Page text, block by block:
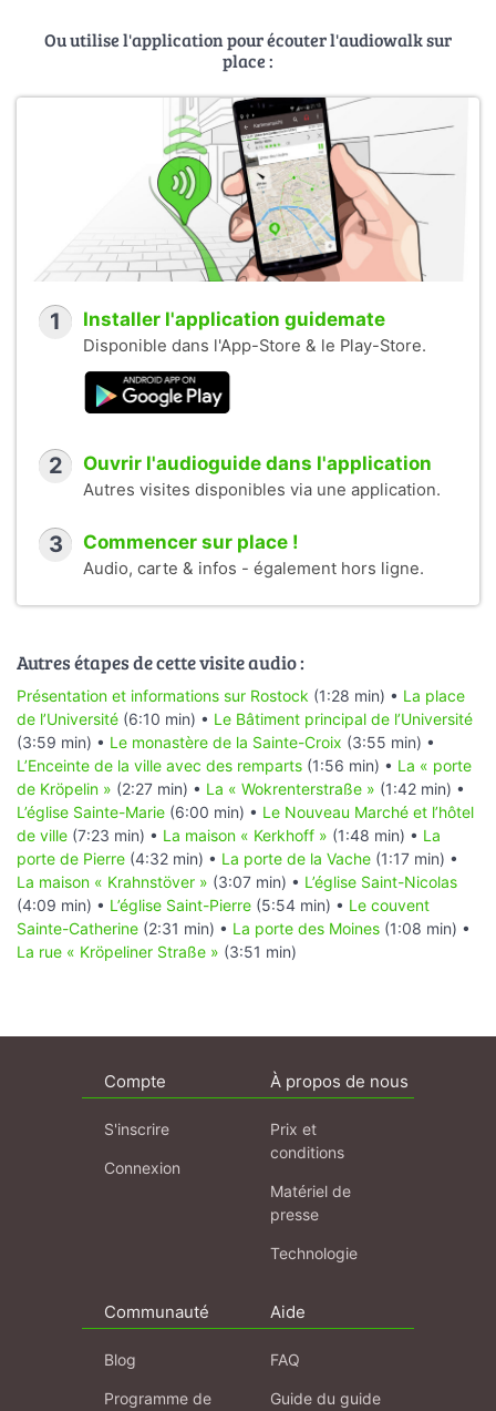
Ou utilise l'application pour écouter l'audiowalk sur
place :
1 Installer l'application guidemate
Disponible dans l'App-Store & le Play-Store.
2 Ouvrir l'audioguide dans l'application
Autres visites disponibles via une application.
3 Commencer sur place !
Audio, carte & infos - également hors ligne.
Autres étapes de cette visite audio :
Présentation et informations sur Rostock (1:28 min) • La place
de l’Université (6:10 min) • Le Bâtiment principal de l’Université
(3:59 min) • Le monastère de la Sainte-Croix (3:55 min) •
L’Enceinte de la ville avec des remparts (1:56 min) • La « porte
de Kröpelin » (2:27 min) • La « Wokrenterstraße » (1:42 min) •
L’église Sainte-Marie (6:00 min) • Le Nouveau Marché et l’hôtel
de ville (7:23 min) • La maison « Kerkhoff » (1:48 min) • La
porte de Pierre (4:32 min) • La porte de la Vache (1:17 min) •
La maison « Krahnstöver » (3:07 min) • L’église Saint-Nicolas
(4:09 min) • L’église Saint-Pierre (5:54 min) • Le couvent
Sainte-Catherine (2:31 min) • La porte des Moines (1:08 min) •
La rue « Kröpeliner Straße » (3:51 min)
Compte
S'inscrire
Connexion
À propos de nous
Prix et
conditions
Matériel de
presse
Technologie
Communauté
Blog
Programme de
Aide
FAQ
Guide du guide